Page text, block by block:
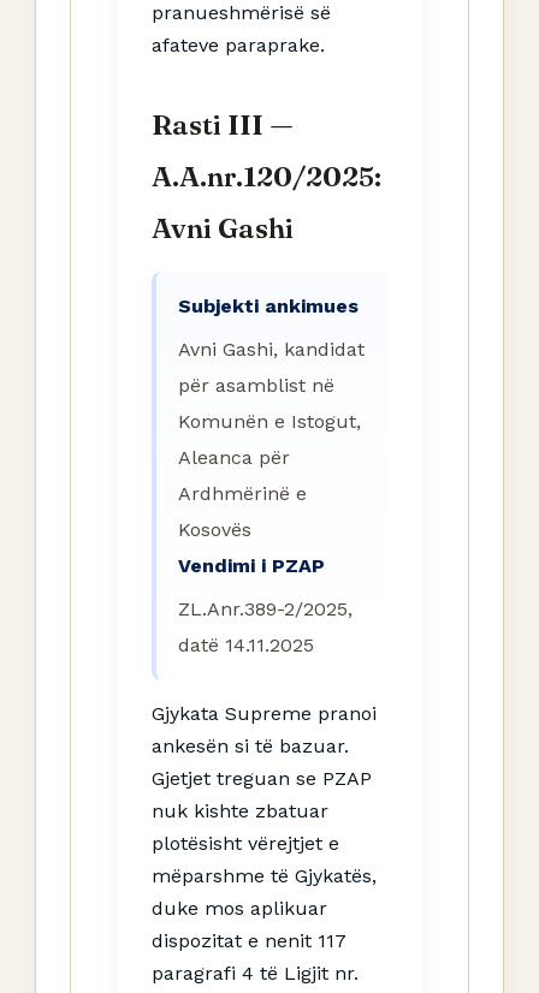
pranueshmërisë së
afateve paraprake.
Rasti III —
A.A.nr.120/2025:
Avni Gashi
Subjekti ankimues
Avni Gashi, kandidat
për asamblist në
Komunën e Istogut,
Aleanca për
Ardhmërinë e
Kosovës
Vendimi i PZAP
ZL.Anr.389-2/2025,
datë 14.11.2025
Gjykata Supreme pranoi
ankesën si të bazuar.
Gjetjet treguan se PZAP
nuk kishte zbatuar
plotësisht vërejtjet e
mëparshme të Gjykatës,
duke mos aplikuar
dispozitat e nenit 117
paragrafi 4 të Ligjit nr.